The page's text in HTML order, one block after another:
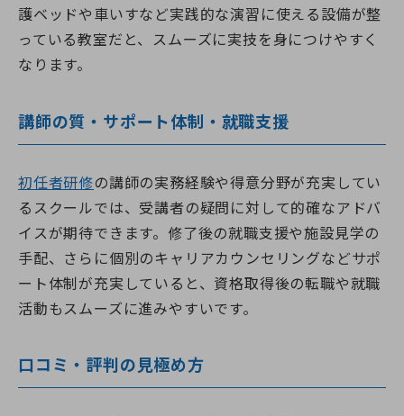
護ベッドや車いすなど実践的な演習に使える設備が整
っている教室だと、スムーズに実技を身につけやすく
なります。
講師の質・サポート体制・就職支援
初任者研修の講師の実務経験や得意分野が充実してい
るスクールでは、受講者の疑問に対して的確なアドバ
イスが期待できます。修了後の就職支援や施設見学の
手配、さらに個別のキャリアカウンセリングなどサポ
ート体制が充実していると、資格取得後の転職や就職
活動もスムーズに進みやすいです。
口コミ・評判の見極め方